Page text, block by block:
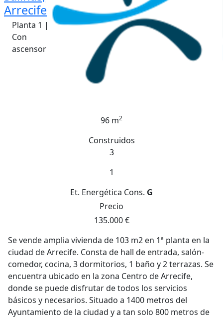
Arrecife
Planta 1 |
Con
ascensor
96 m2
Construidos
3
1
Et. Energética Cons. G
Precio
135.000 €
Se vende amplia vivienda de 103 m2 en 1ª planta en la
ciudad de Arrecife. Consta de hall de entrada, salón-
comedor, cocina, 3 dormitorios, 1 baño y 2 terrazas. Se
encuentra ubicado en la zona Centro de Arrecife,
donde se puede disfrutar de todos los servicios
básicos y necesarios. Situado a 1400 metros del
Ayuntamiento de la ciudad y a tan solo 800 metros de